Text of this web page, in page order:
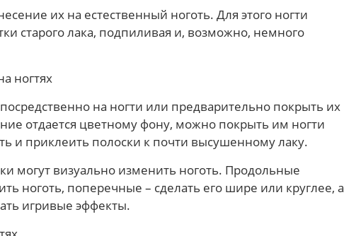
их на естественный ноготь. Для этого ногти
старого лака, подпиливая и, возможно, немного
на ногти или предварительно покрыть их
отдается цветному фону, можно покрыть им ногти
и приклеить полоски к почти высушенному лаку.
могут визуально изменить ноготь. Продольные
ноготь, поперечные – сделать его шире или круглее, а
игривые эффекты.